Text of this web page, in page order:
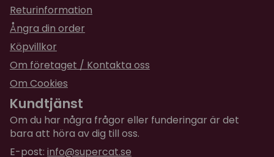
Returinformation
Ångra din order
Köpvillkor
Om företaget / Kontakta oss
Om Cookies
Kundtjänst
Om du har några frågor eller funderingar är det
bara att höra av dig till oss.
E-post: info@supercat.se